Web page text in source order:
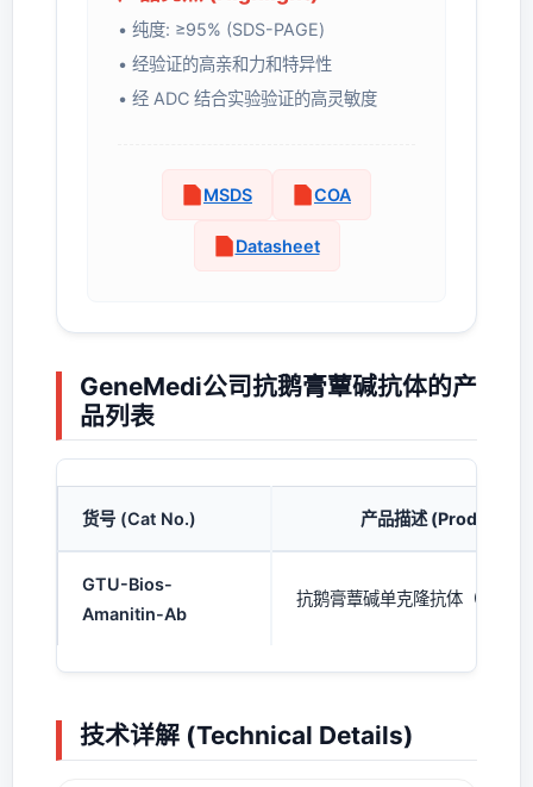
• 纯度: ≥95% (SDS-PAGE)
• 经验证的高亲和力和特异性
• 经 ADC 结合实验验证的高灵敏度
MSDS COA
Datasheet
GeneMedi公司抗鹅膏蕈碱抗体的产
品列表
货号 (Cat No.) 产品描述 (Product
GTU-Bios-
Amanitin-Ab
抗鹅膏蕈碱单克隆抗体（mAb）
技术详解 (Technical Details)